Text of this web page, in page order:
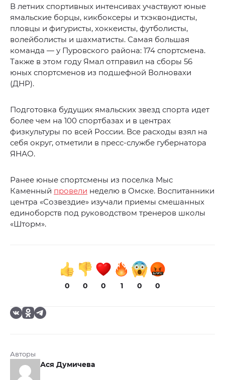
В летних спортивных интенсивах участвуют юные
ямальские борцы, кикбоксеры и тхэквондисты,
пловцы и фигуристы, хоккеисты, футболисты,
волейболисты и шахматисты. Самая большая
команда — у Пуровского района: 174 спортсмена.
Также в этом году Ямал отправил на сборы 56
юных спортсменов из подшефной Волновахи
(ДНР).
Подготовка будущих ямальских звезд спорта идет
более чем на 100 спортбазах и в центрах
физкультуры по всей России. Все расходы взял на
себя округ, отметили в пресс-службе губернатора
ЯНАО.
Ранее юные спортсмены из поселка Мыс
Каменный провели неделю в Омске. Воспитанники
центра «Созвездие» изучали приемы смешанных
единоборств под руководством тренеров школы
«Шторм».
0 0 0 1 0 0
Авторы
Ася Думичева